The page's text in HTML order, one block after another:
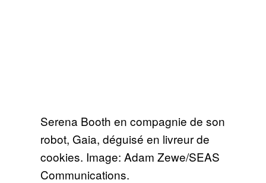
Serena Booth en compagnie de son
robot, Gaia, déguisé en livreur de
cookies. Image: Adam Zewe/SEAS
Communications.